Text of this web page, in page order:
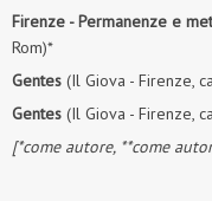
Firenze - Permanenze e
Rom)*
Gentes (Il Giova - Firenze,
Gentes (Il Giova - Firenze,
[*come autore, **come